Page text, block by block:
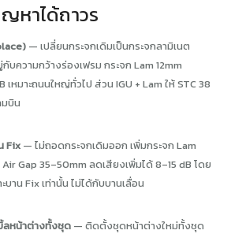
หาได้ถาวร
— เปลี่ยนกระจกเดิมเป็นกระจกลามิเนต
ความกว้างร่องเฟรม กระจก Lam 12mm
เหมาะถนนใหญ่ทั่วไป ส่วน IGU + Lam ให้ STC 38
มบิน
Fix — ไม่ถอดกระจกเดิมออก เพิ่มกระจก Lam
Gap 35–50mm ลดเสียงเพิ่มได้ 8–15 dB โดย
บาน Fix เท่านั้น ไม่ได้กับบานเลื่อน
ลหน้าต่างทั้งชุด — ติดตั้งชุดหน้าต่างใหม่ทั้งชุด